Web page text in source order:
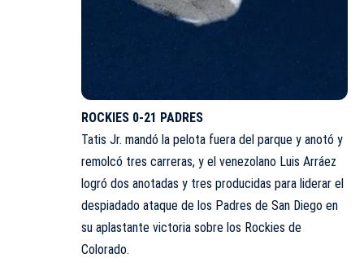
ROCKIES 0-21 PADRES
Tatis Jr. mandó la pelota fuera del parque y anotó y
remolcó tres carreras, y el venezolano Luis Arráez
logró dos anotadas y tres producidas para liderar el
despiadado ataque de los Padres de San Diego en
su aplastante victoria sobre los Rockies de
Colorado.